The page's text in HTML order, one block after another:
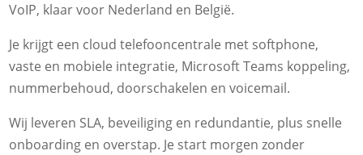
VoIP, klaar voor Nederland en België.
Je krijgt een cloud telefooncentrale met softphone,
vaste en mobiele integratie, Microsoft Teams koppeling,
nummerbehoud, doorschakelen en voicemail.
Wij leveren SLA, beveiliging en redundantie, plus snelle
onboarding en overstap. Je start morgen zonder